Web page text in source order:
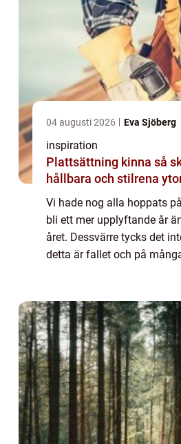
04 augusti 2026 Eva Sjöberg
inspiration
Plattsättning kinna så skapar du
hållbara och stilrena
Vi hade nog alla hoppats
bli ett mer upplyftande år
året. Dessvärre tycks det
detta är fallet och på